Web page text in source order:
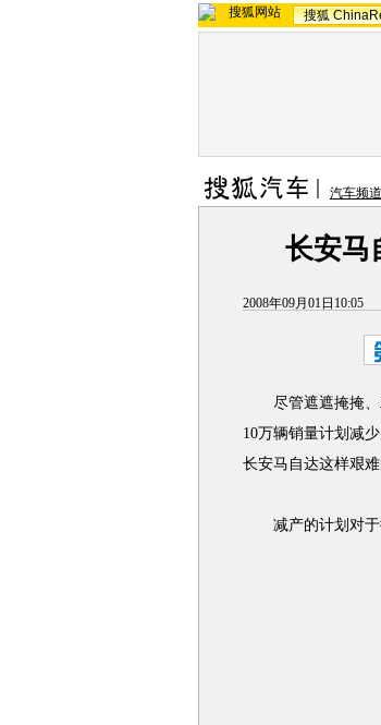
搜狐
汽车频道
长安马
2008年09月01日10:05
尽管遮遮掩掩、
10万辆销量计划减
长安马自达这样艰
减产的计划对于